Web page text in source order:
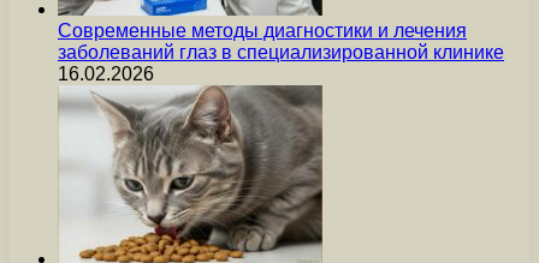
Современные методы диагностики и лечения
заболеваний глаз в специализированной клинике
16.02.2026